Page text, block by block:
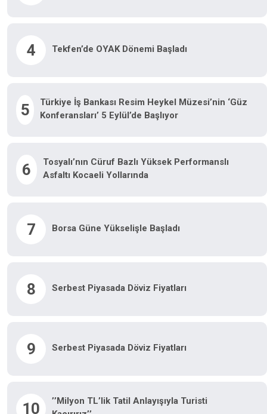
4 Tekfen’de OYAK Dönemi Başladı
5
Türkiye İş Bankası Resim Heykel Müzesi’nin ‘Güz
Konferansları’ 5 Eylül’de Başlıyor
6
Tosyalı’nın Cüruf Bazlı Yüksek Performanslı
Asfaltı Kocaeli Yollarında
7 Borsa Güne Yükselişle Başladı
8 Serbest Piyasada Döviz Fiyatları
9 Serbest Piyasada Döviz Fiyatları
10
’’Milyon TL’lik Tatil Anlayışıyla Turisti